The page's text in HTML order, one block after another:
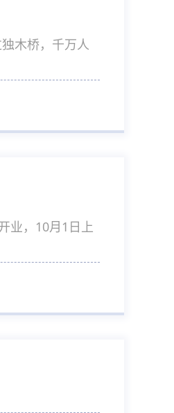
木桥，千万人
业，10月1日上